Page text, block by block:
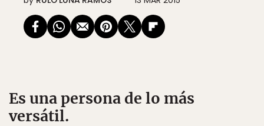
Es una persona de lo más
versátil.